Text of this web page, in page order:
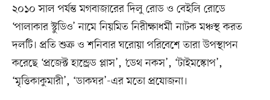
২০১০ সাল পর্যন্ত মগবাজারের দিলু রোড ও বেইলি রোডে
‘পালাকার স্টুডিও’ নামে নিয়মিত নিরীক্ষাধর্মী নাটক মঞ্চস্থ করত
দলটি। প্রতি শুক্র ও শনিবার ঘরোয়া পরিবেশে তারা উপস্থাপন
করেছে ‘প্রজেক্ট হান্ড্রেড প্লাস’, ‘ডেথ নকস’, ‘টাইমস্কোপ’,
‘মৃত্তিকাকুমারী’, ‘ডাকঘর’-এর মতো প্রযোজনা।